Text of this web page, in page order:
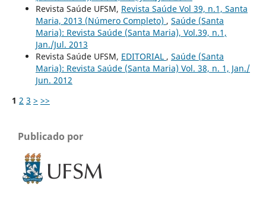
Revista Saúde UFSM, Revista Saúde Vol 39, n.1, Santa
Maria, 2013 (Número Completo) , Saúde (Santa
Maria): Revista Saúde (Santa Maria), Vol.39, n.1,
Jan./Jul. 2013
Revista Saúde UFSM, EDITORIAL , Saúde (Santa
Maria): Revista Saúde (Santa Maria) Vol. 38, n. 1, Jan./
Jun. 2012
1 2 3 > >>
Publicado por